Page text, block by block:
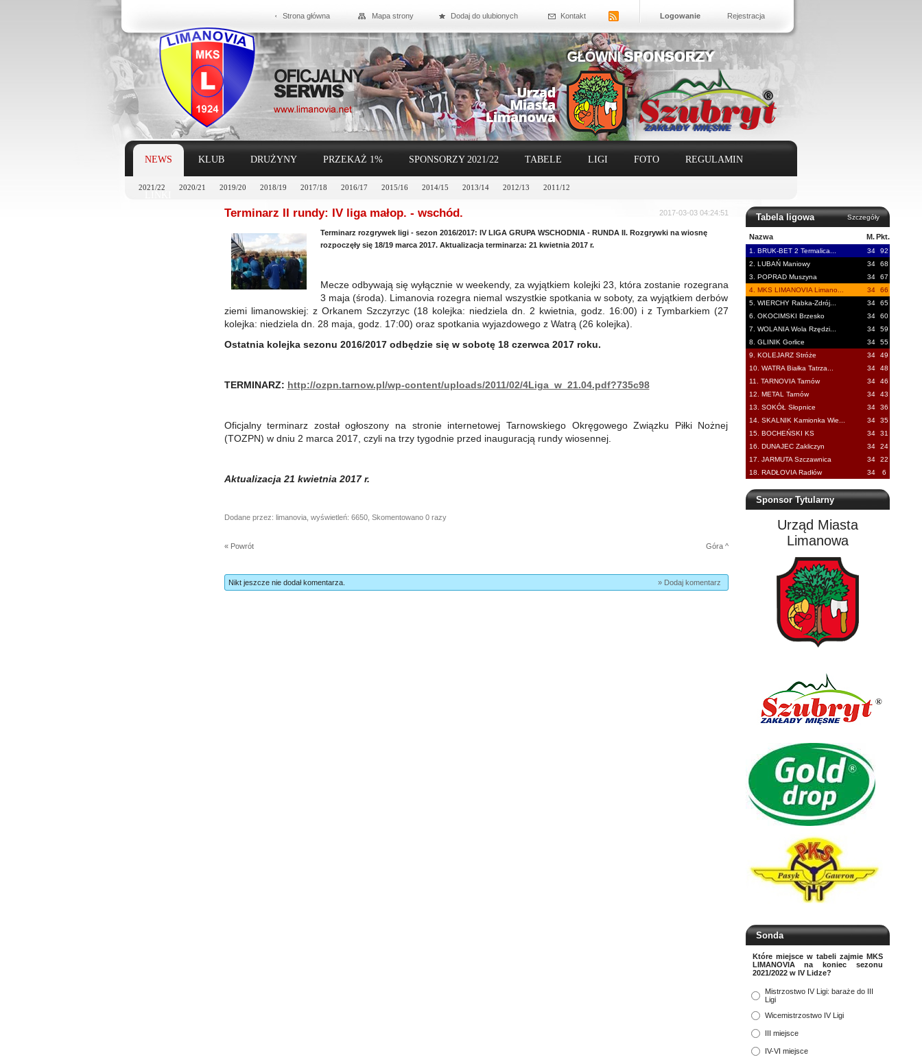
Strona główna Mapa strony Dodaj do ulubionych Kontakt Logowanie Rejestracja
NEWS
2021/22 2020/21 2019/20 2018/19 2017/18 2016/17 2015/16 2014/15 2013/14 2012/13 2011/12
KLUB DRUŻYNY PRZEKAŻ 1% SPONSORZY 2021/22 TABELE LIGI FOTO REGULAMIN
Tabela ligowa Szczegóły
Nazwa M. Pkt.
1. BRUK-BET 2 Termalica... 34
92
2. LUBAŃ Maniowy
34
68
3. POPRAD Muszyna
34
67
4. MKS LIMANOVIA Limano...
34
66
5. WIERCHY Rabka-Zdrój...
34
65
6. OKOCIMSKI Brzesko
34
60
7. WOLANIA Wola Rzędzi...
34
59
8. GLINIK Gorlice
34
55
9. KOLEJARZ Stróże
34
49
10. WATRA Białka Tatrza...
34
48
11. TARNOVIA Tarnów
34
46
12. METAL Tarnów
34
43
13. SOKÓŁ Słopnice
34
36
14. SKALNIK Kamionka Wie...
34
35
15. BOCHEŃSKI KS
34
31
16. DUNAJEC Zakliczyn
34
24
17. JARMUTA Szczawnica
34
22
18. RADŁOVIA Radłów
34 6
Sponsor Tytularny
Urząd Miasta
Limanowa
Sonda
Które miejsce w tabeli zajmie MKS
LIMANOVIA na koniec sezonu
2021/2022 w IV Lidze?
Mistrzostwo IV Ligi: baraże do III
Ligi
Wicemistrzostwo IV Ligi
III miejsce
IV-VI miejsce
Terminarz II rundy: IV liga małop. - wschód. 2017-03-03 04:24:51
Terminarz rozgrywek ligi - sezon 2016/2017: IV LIGA GRUPA WSCHODNIA - RUNDA II. Rozgrywki na wiosnę
rozpoczęły się 18/19 marca 2017. Aktualizacja terminarza: 21 kwietnia 2017 r.
Mecze odbywają się wyłącznie w weekendy, za wyjątkiem kolejki 23, która zostanie rozegrana
3 maja (środa). Limanovia rozegra niemal wszystkie spotkania w soboty, za wyjątkiem derbów
ziemi limanowskiej: z Orkanem Szczyrzyc (18 kolejka: niedziela dn. 2 kwietnia, godz. 16:00) i z Tymbarkiem (27
kolejka: niedziela dn. 28 maja, godz. 17:00) oraz spotkania wyjazdowego z Watrą (26 kolejka).
Ostatnia kolejka sezonu 2016/2017 odbędzie się w sobotę 18 czerwca 2017 roku.
TERMINARZ: http://ozpn.tarnow.pl/wp-content/uploads/2011/02/4Liga_w_21.04.pdf?735c98
Oficjalny terminarz został ogłoszony na stronie internetowej Tarnowskiego Okręgowego Związku Piłki Nożnej
(TOZPN) w dniu 2 marca 2017, czyli na trzy tygodnie przed inauguracją rundy wiosennej.
Aktualizacja 21 kwietnia 2017 r.
Dodane przez: limanovia, wyświetleń: 6650, Skomentowano 0 razy
« Powrót Góra ^
Nikt jeszcze nie dodał komentarza. » Dodaj komentarz